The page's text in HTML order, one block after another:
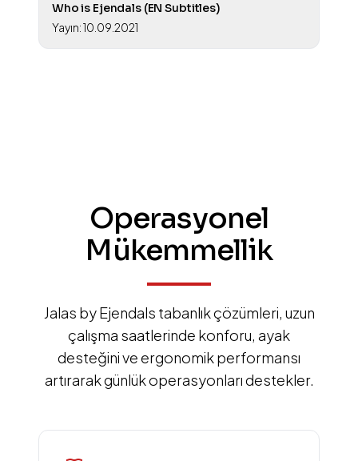
Who is Ejendals (EN Subtitles)
Yayın: 10.09.2021
Operasyonel
Mükemmellik
Jalas by Ejendals tabanlık çözümleri, uzun
çalışma saatlerinde konforu, ayak
desteğini ve ergonomik performansı
artırarak günlük operasyonları destekler.